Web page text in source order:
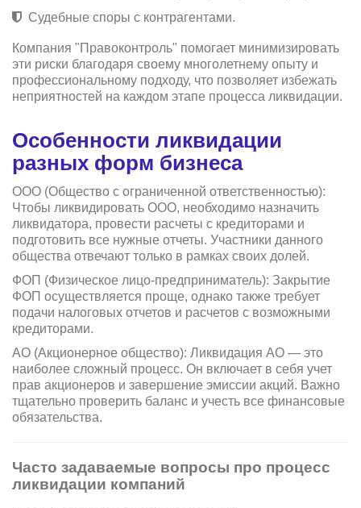
Судебные споры с контрагентами.
Компания "Правоконтроль" помогает минимизировать
эти риски благодаря своему многолетнему опыту и
профессиональному подходу, что позволяет избежать
неприятностей на каждом этапе процесса ликвидации.
Особенности ликвидации
разных форм бизнеса
ООО (Общество с ограниченной ответственностью):
Чтобы ликвидировать ООО, необходимо назначить
ликвидатора, провести расчеты с кредиторами и
подготовить все нужные отчеты. Участники данного
общества отвечают только в рамках своих долей.
ФОП (Физическое лицо-предприниматель): Закрытие
ФОП осуществляется проще, однако также требует
подачи налоговых отчетов и расчетов с возможными
кредиторами.
АО (Акционерное общество): Ликвидация АО — это
наиболее сложный процесс. Он включает в себя учет
прав акционеров и завершение эмиссии акций. Важно
тщательно проверить баланс и учесть все финансовые
обязательства.
Часто задаваемые вопросы про процесс
ликвидации компаний